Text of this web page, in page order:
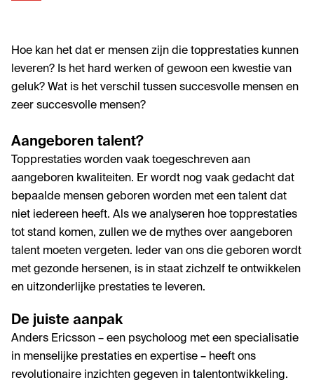
Hoe kan het dat er mensen zijn die topprestaties kunnen
leveren? Is het hard werken of gewoon een kwestie van
geluk? Wat is het verschil tussen succesvolle mensen en
zeer succesvolle mensen?
Aangeboren talent?
Topprestaties worden vaak toegeschreven aan
aangeboren kwaliteiten. Er wordt nog vaak gedacht dat
bepaalde mensen geboren worden met een talent dat
niet iedereen heeft. Als we analyseren hoe topprestaties
tot stand komen, zullen we de mythes over aangeboren
talent moeten vergeten. Ieder van ons die geboren wordt
met gezonde hersenen, is in staat zichzelf te ontwikkelen
en uitzonderlijke prestaties te leveren.
De juiste aanpak
Anders Ericsson – een psycholoog met een specialisatie
in menselijke prestaties en expertise – heeft ons
revolutionaire inzichten gegeven in talentontwikkeling.